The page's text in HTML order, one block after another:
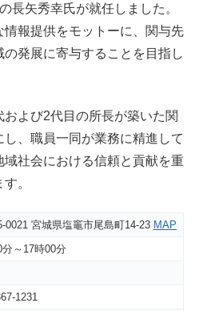
長矢秀幸氏が就任しました。
報提供をモットーに、関与先
発展に寄与することを目指し
よび2代目の所長が築いた関
、職員一同が業務に精進して
社会における信頼と貢献を重
。
0021 宮城県塩竈市尾島町14-23 MAP
分～17時00分
1231